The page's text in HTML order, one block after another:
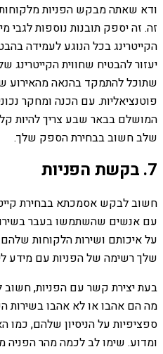
ודא שאתה מבקש הפניות
זה. זה יספק תובנות נוספות לגבי
הקייטרינג בכל הנוגע לעמידה
יעזור להבטיח שחווית
שתוכל להתמקד בהנאה מהאירוע
פוטנציאליות. עם הכנה ומחקר
המושלם בבאר שבע צריך להיות
שלב חשוב בבחירת הספק שלך.
7. בקשת הפניות
חשוב לבקש אסמכתא בבחירת
עם אנשים שהשתמשו בעבר
על איכותם ושירות הלקוחות
שלך רשימה של הפניות עם מידע
בעת יצירת קשר עם הפניות,
מה הם אהבו או לא אהבו בשירות
ספציפיות על הניסיון שלהם, כמו
ומדוע. שימו לב לכמה מהר הפניה